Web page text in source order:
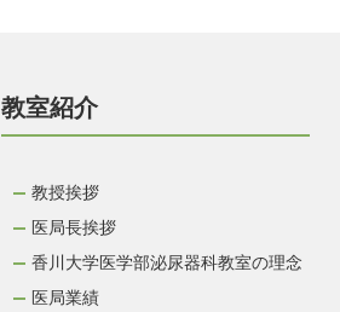
教室紹介
教授挨拶
医局長挨拶
香川大学医学部泌尿器科教室の理念
医局業績